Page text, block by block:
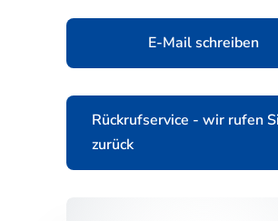
E-Mail schreiben
Rückrufservice - wir rufen
zurück